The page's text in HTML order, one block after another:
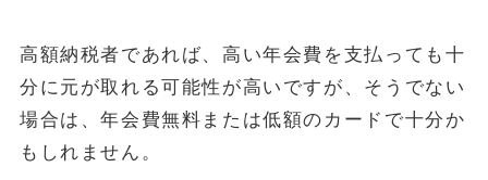
高額納税者であれば、高い年会費を支払っても十
分に元が取れる可能性が高いですが、そうでない
場合は、年会費無料または低額のカードで十分か
もしれません。